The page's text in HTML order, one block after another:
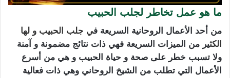
ما هو عمل تخاطر لجلب الحبيب
من أحد الأعمال الروحانية السريعة في جلب الحبيب و لها
الكثير من الميزات السريعة فهي ذات نتائج مضمونة و آمنة
ولا تسبب خطر على صحة و حياة الحبيب و هي من أسرع
الأعمال التي تطلب من الشيخ الروحاني وهي ذات فعالية